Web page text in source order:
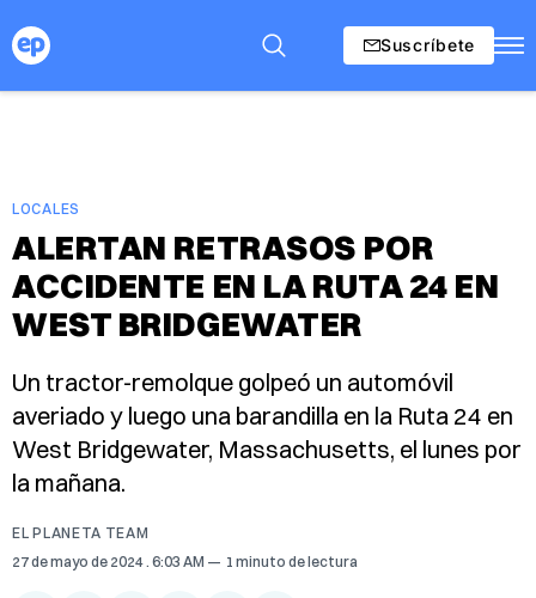
Suscríbete
LOCALES
ALERTAN RETRASOS POR
ACCIDENTE EN LA RUTA 24 EN
WEST BRIDGEWATER
Un tractor-remolque golpeó un automóvil
averiado y luego una barandilla en la Ruta 24 en
West Bridgewater, Massachusetts, el lunes por
la mañana.
EL PLANETA TEAM
27 de mayo de 2024 . 6:03 AM 1 minuto de lectura